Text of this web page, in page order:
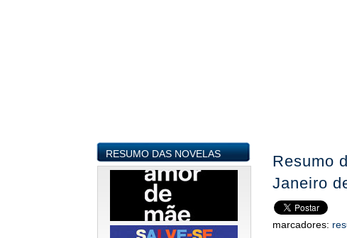
RESUMO DAS NOVELAS
Resumo
Janeiro
marcadores: